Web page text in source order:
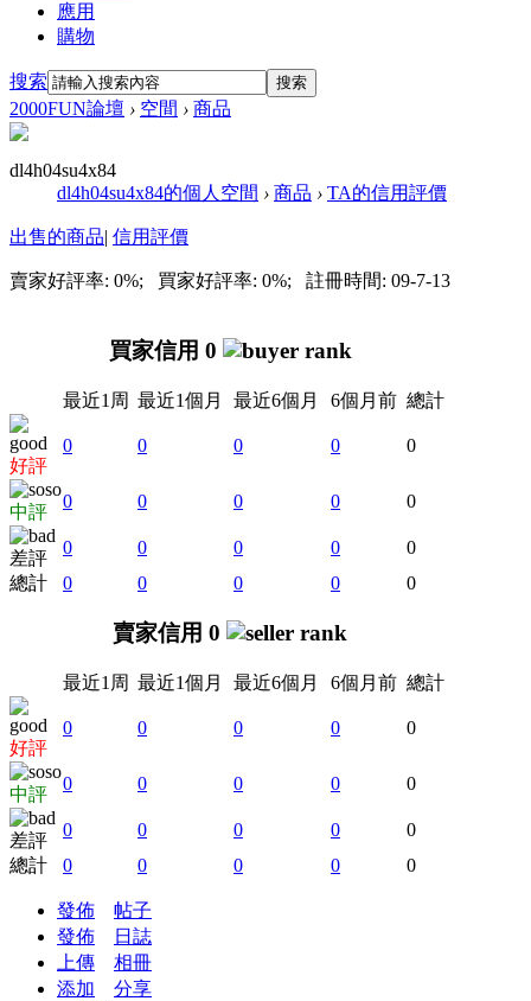
應用
購物
搜索 搜索
2000FUN論壇 › 空間 › 商品
dl4h04su4x84
dl4h04su4x84的個人空間 › 商品 › TA的信用評價
出售的商品| 信用評價
賣家好評率: 0%; 買家好評率: 0%; 註冊時間: 09-7-13
買家信用 0
最近1周 最近1個月 最近6個月 6個月前 總計
好評
0 0 0 0 0
中評
0 0 0 0 0
差評
0 0 0 0
0
總計
0 0 0 0 0
賣家信用 0
最近1周 最近1個月 最近6個月 6個月前 總計
好評
0 0 0 0 0
中評
0 0 0 0 0
差評
0 0 0 0
0
總計
0 0 0 0 0
發佈
帖子
發佈
日誌
上傳
相冊
添加
分享